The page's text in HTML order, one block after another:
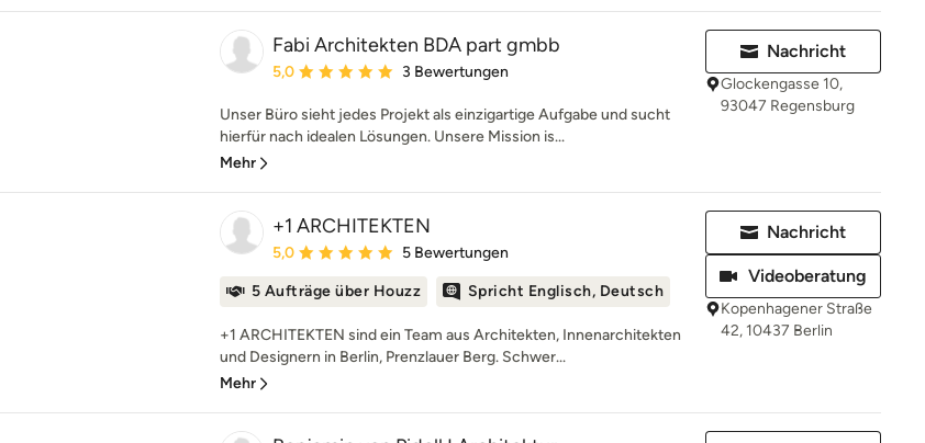
Fabi Architekten BDA part gmbb
Durchschnittliche Bewertung: 5 von 5 Sternen
5,0 3 Bewertungen
Unser Büro sieht jedes Projekt als einzigartige Aufgabe und sucht
hierfür nach idealen Lösungen. Unsere Mission is...
Mehr
Nachricht
Glockengasse 10,
93047 Regensburg
+1 ARCHITEKTEN
Durchschnittliche Bewertung: 5 von 5 Sternen
5,0 5 Bewertungen
5 Aufträge über Houzz Spricht Englisch, Deutsch
+1 ARCHITEKTEN sind ein Team aus Architekten, Innenarchitekten
und Designern in Berlin, Prenzlauer Berg. Schwer...
Mehr
Nachricht
Videoberatung
Kopenhagener Straße
42, 10437 Berlin